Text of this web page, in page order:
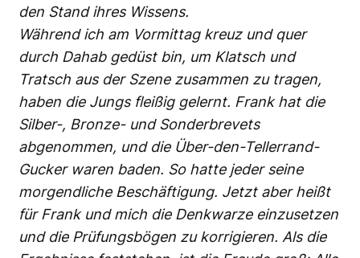
den Stand ihres Wissens.
Während ich am Vormittag kreuz und quer
durch Dahab gedüst bin, um Klatsch und
Tratsch aus der Szene zusammen zu tragen,
haben die Jungs fleißig gelernt. Frank hat die
Silber-, Bronze- und Sonderbrevets
abgenommen, und die Über-den-Tellerrand-
Gucker waren baden. So hatte jeder seine
morgendliche Beschäftigung. Jetzt aber heißt
für Frank und mich die Denkwarze einzusetzen
und die Prüfungsbögen zu korrigieren. Als die